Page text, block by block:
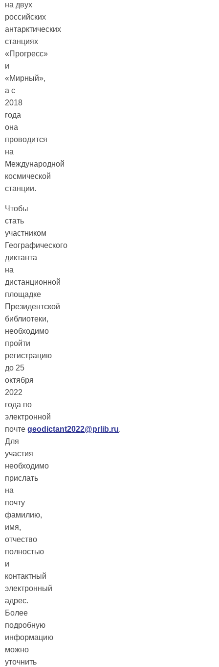
на двух
российских
антарктических
станциях
«Прогресс»
и
«Мирный»,
а с
2018
года
она
проводится
на
Международной
космической
станции.
Чтобы
стать
участником
Географического
диктанта
на
дистанционной
площадке
Президентской
библиотеки,
необходимо
пройти
регистрацию
до 25
октября
2022
года по
электронной
почте geodictant2022@prlib.ru.
Для
участия
необходимо
прислать
на
почту
фамилию,
имя,
отчество
полностью
и
контактный
электронный
адрес.
Более
подробную
информацию
можно
уточнить